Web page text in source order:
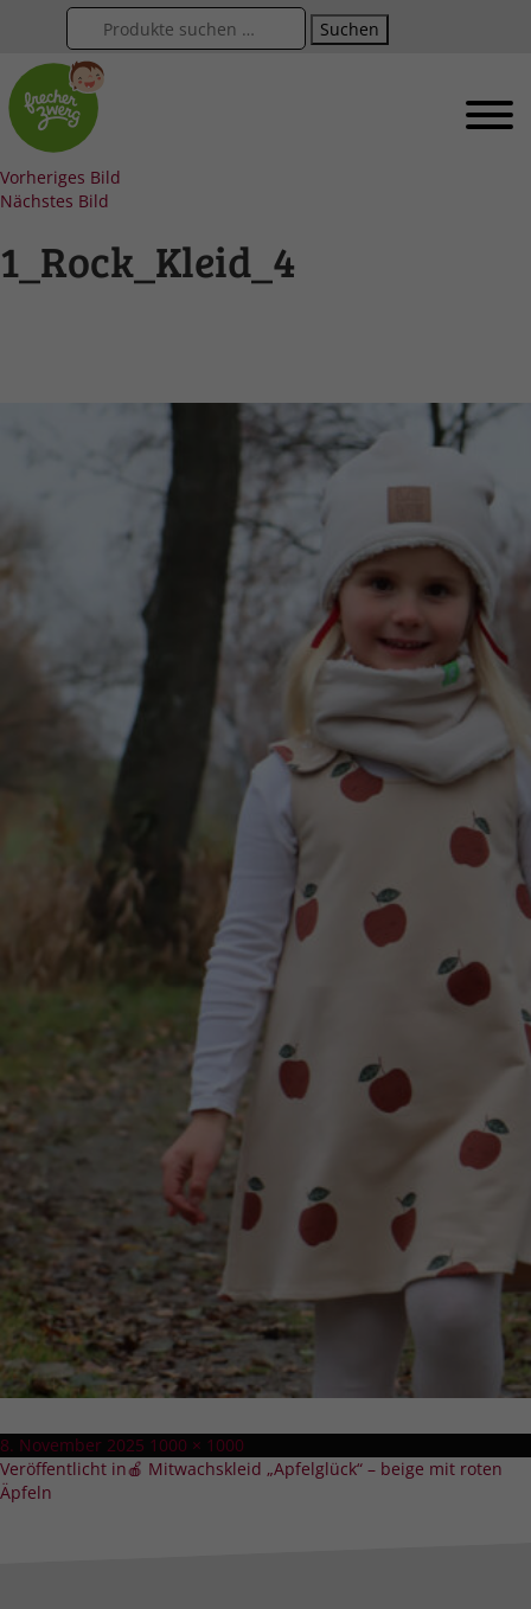
Suchen
Vorheriges Bild
Nächstes Bild
1_Rock_Kleid_4
Veröffentlicht
am
8. November 2025 Volle
Größe
1000 × 1000
Beitragsnavigation
Veröffentlicht in🍎 Mitwachskleid „Apfelglück“ – beige mit roten
Äpfeln